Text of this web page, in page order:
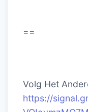
==
Volg Het
https://